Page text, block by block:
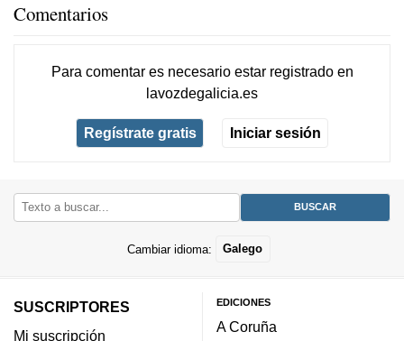
Comentarios
Para comentar es necesario estar registradoen
lavozdegalicia.es
Regístrate gratis Iniciar sesión
Cambiar idioma: Galego
SUSCRIPTORES
Mi suscripción
EDICIONES
A Coruña